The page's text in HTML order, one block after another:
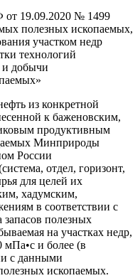
от 19.09.2020 № 1499
полезных ископаемых,
участком недр
технологий
и добычи
из конкретной
к баженовским,
продуктивным
Минприроды
России
отдел, горизонт,
для целей их
хадумским,
в соответствии с
запасов полезных
на участках недр,
мПа•с и более (в
с данными
ископаемых.